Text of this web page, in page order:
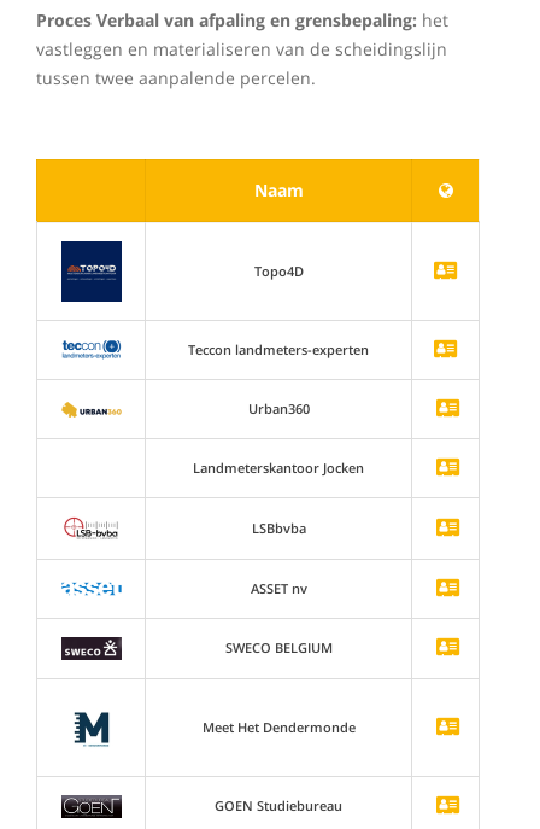
Proces Verbaal van afpaling en grensbepaling: het
vastleggen en materialiseren van de scheidingslijn
tussen twee aanpalende percelen.
Naam
Topo4D
Teccon landmeters-experten
Urban360
Landmeterskantoor Jocken
LSBbvba
ASSET nv
SWECO BELGIUM
Meet Het Dendermonde
GOEN Studiebureau